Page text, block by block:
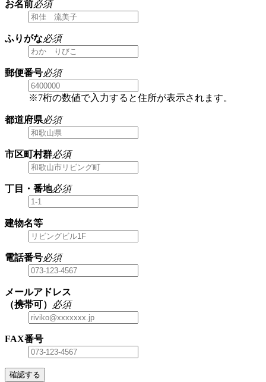
お名前必須
ふりがな必須
郵便番号必須
※7桁の数値で入力すると住所が表示されます。
都道府県必須
市区町村群必須
丁目・番地必須
建物名等
電話番号必須
メールアドレス
（携帯可）
必須
FAX番号
確認する